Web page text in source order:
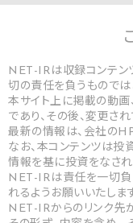
NET-IRは収録コンテン
切の責任を負うものでは
本サイト上に掲載の動画
であり、その後、変更さ
最新の情報は、会社の
なお、本コンテンツは投
情報を基に投資をなされ
NET-IRは責任を一切負
れるようお願いいたします
NET-IRからのリンク先